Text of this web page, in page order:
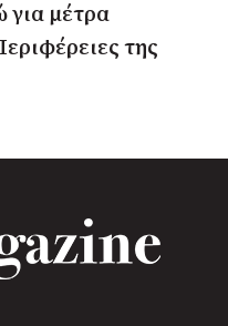
μέτρα
της